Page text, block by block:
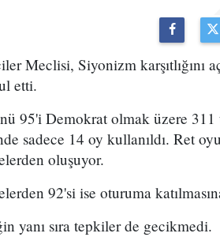
Meclisi, Siyonizm karşıtlığını
etti.
95'i Demokrat olmak üzere
sadece 14 oy kullanıldı. Ret
oluşuyor.
92'si ise oturuma
yanı sıra tepkiler de gecikmedi.